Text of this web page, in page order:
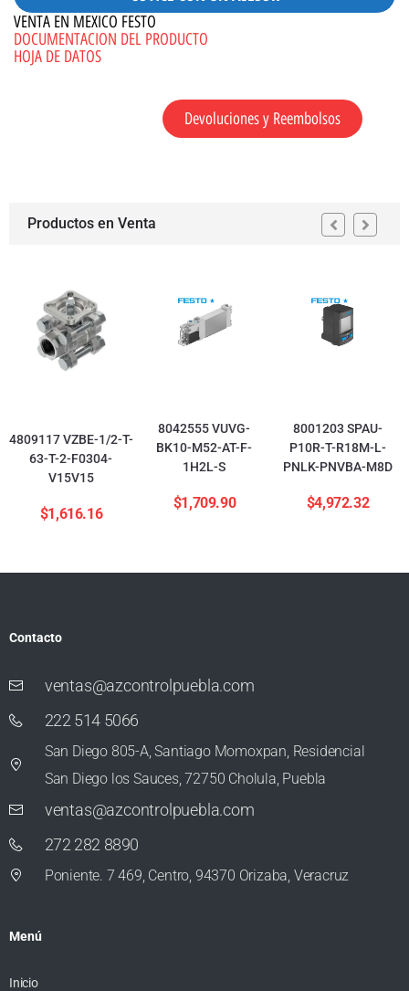
VENTA EN MEXICO FESTO
DOCUMENTACION DEL PRODUCTO
HOJA DE DATOS
Devoluciones y Reembolsos
Productos en Venta
4809117 VZBE-1/2-T-
63-T-2-F0304-
V15V15
$1,616.16
8042555 VUVG-
BK10-M52-AT-F-
1H2L-S
$1,709.90
8001203 SPAU-
P10R-T-R18M-L-
PNLK-PNVBA-M8D
$4,972.32
Contacto
ventas@azcontrolpuebla.com
222 514 5066
San Diego 805-A, Santiago Momoxpan, Residencial
San Diego los Sauces, 72750 Cholula, Puebla
ventas@azcontrolpuebla.com
272 282 8890
Poniente. 7 469, Centro, 94370 Orizaba, Veracruz
Menú
Inicio